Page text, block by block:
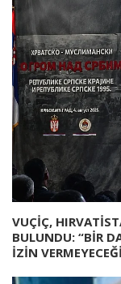
VUÇİÇ,
BULUNDU: “BİR
İZİN